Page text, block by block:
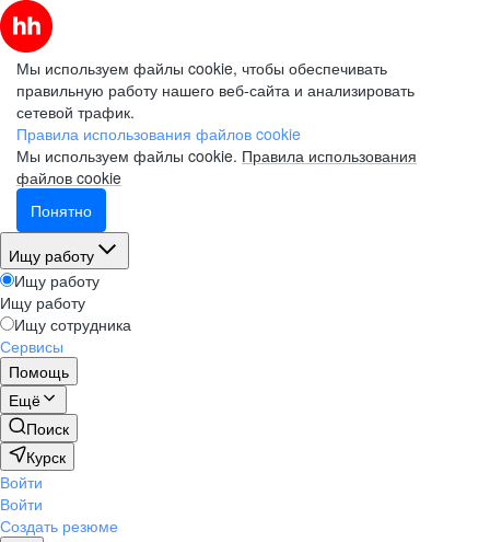
Мы используем файлы cookie, чтобы обеспечивать
правильную работу нашего веб-сайта и анализировать
сетевой трафик.
Правила использования файлов cookie
Мы используем файлы cookie. Правила использования
файлов cookie
Понятно
Ищу работу
Ищу работу
Ищу работу
Ищу сотрудника
Сервисы
Помощь
Ещё
Поиск
Курск
Войти
Войти
Создать резюме